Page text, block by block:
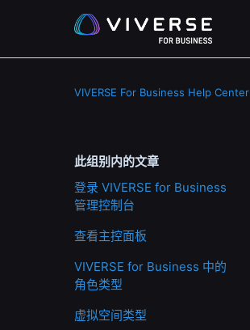
VIVERSE For Business Help Center
此组别内的文章
登录 VIVERSE for Business
管理控制台
查看主控面板
VIVERSE for Business 中的
角色类型
虚拟空间类型